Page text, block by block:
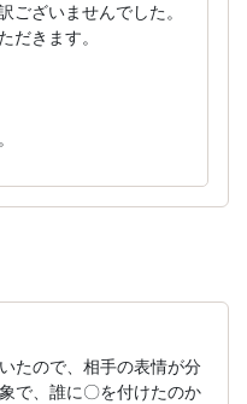
ございませんでした。
だきます。
たので、相手の表情が分
で、誰に〇を付けたのか